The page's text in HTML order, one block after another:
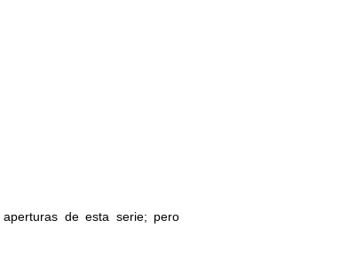
de esta serie; pero